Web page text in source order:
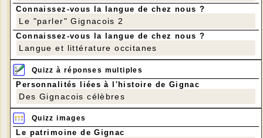
Connaissez-vous la langue de chez nous ?
Le "parler" Gignacois 2
Connaissez-vous la langue de chez nous ?
Langue et littérature occitanes
Quizz à réponses multiples
Personnalités liées à l'histoire de Gignac
Des Gignacois célèbres
Quizz images
Le patrimoine de Gignac